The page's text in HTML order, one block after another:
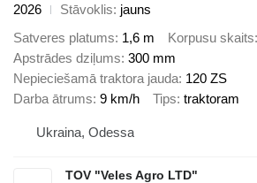
2026
Stāvoklis jauns
Satveres platums 1,6 m Korpusu skaits
Apstrādes dziļums 300 mm
Nepieciešamā traktora jauda 120 ZS
Darba ātrums 9 km/h Tips traktoram
Ukraina, Odessa
TOV "Veles Agro LTD"